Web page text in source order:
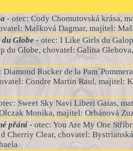
- otec: Cody Chomutovská krása,
Mašková Dagmar, majitel:
Globe - otec: I Like Girls du
du Globe, chovatel: Galina
Rocker de la
Condre Martin Raul, majitel:
Sweet Sky Navi Liberi Gaias,
Monika, majitel: Orbánová
přání- otec: You Are My One
Cherriy Clear, chovatel: